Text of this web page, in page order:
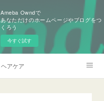
Ameba Owndで
あなただけのホームページやブログをつ
くろう
今すぐ試す
ヘアケア